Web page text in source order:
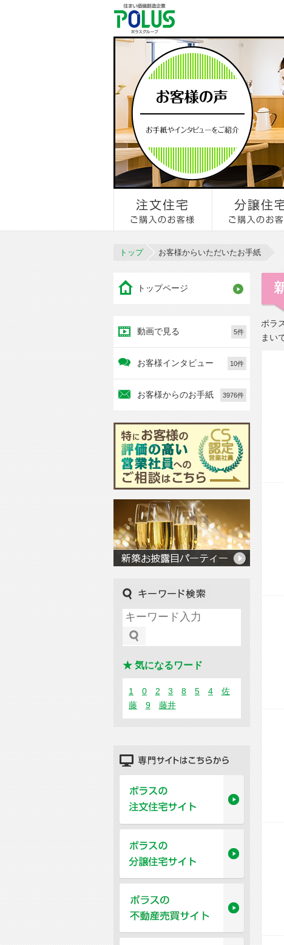
トップ お客様からいただいたお手紙
ポラ
まい
トップページ
動画で見る 5件
お客様インタビュー 10件
お客様からのお手紙 3976件
★ 気になるワード
1 0 2 3 8 5 4
佐
藤
9 藤井